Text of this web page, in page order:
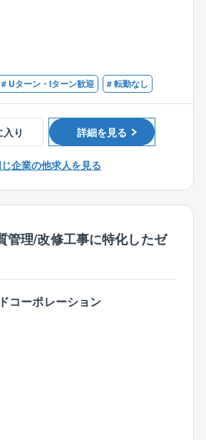
や防災対策、バリアフリーなどの
。同社では建築物の計画・設計も
設計
史・文化と調和した公園・緑地造
環境の保全はもちろん、人と人と
成や地域の魅力を発信するシンボ
観光集客や町おこし、地域の活性
公園の計画、設計
同社では土地の調査をはじめ、土
ながら国や地方自治体の円滑な用
ます。総合コンサルタントとして
角的な視野にたった補償業務を遂
たい」をお客様から
地を生まれ変わらせるため解体工
や、予算を考慮のもと営業部や計
。
ら、安全に進めるための管理を行
書類作成 など
に営業に相談
様へ引渡し、完了です。
どの関西エリア
署を新設】
場のスタッフが管理の部分も兼任
技士 など
# Uターン・Iターン歓迎 # 転勤なし
り 詳細を見る
企業の他求人を見る
管理/改修工事に特化したゼ
コーポレーション